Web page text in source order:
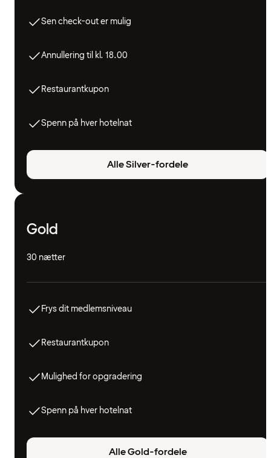
Sen check-out er mulig
Annullering til kl. 18.00
Restaurantkupon
Spenn på hver hotelnat
Alle Silver-fordele
Gold
30 nætter
Frys dit medlemsniveau
Restaurantkupon
Mulighed for opgradering
Spenn på hver hotelnat
Alle Gold-fordele